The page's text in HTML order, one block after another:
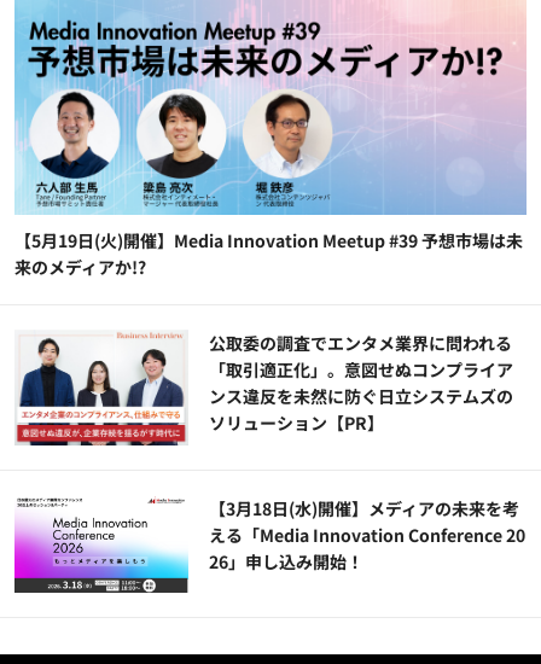
【5月19日(火)開催】Media Innovation Meetup #39 予想市場は未
来のメディアか!?
公​​取委の調査でエンタメ業界に問われる
「取引適正化」。意図せぬコンプライア
ンス違反を未然に防ぐ日立システムズの
ソリューション​【PR】
【3月18日(水)開催】メディアの未来を考
える「Media Innovation Conference 20
26」申し込み開始！